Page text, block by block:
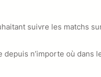
suivre les matchs
n’importe où dans